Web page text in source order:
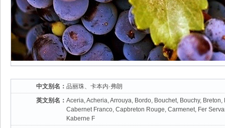
中文别名： 品丽珠、卡本内·弗朗
英文别名： Aceria, Acheria, Arrouya, Bordo, Bouchet, Bouchy,
Cabernet Franco, Capbreton Rouge, Carmenet, Fer
Kaberne F